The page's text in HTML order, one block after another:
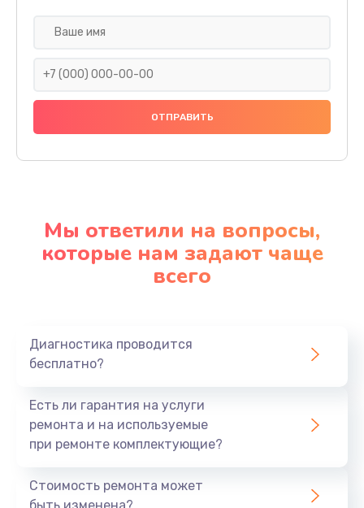
Мы ответили на вопросы,
которые нам задают чаще
всего
Диагностика проводится
бесплатно?
Есть ли гарантия на услуги
ремонта и на используемые
при ремонте комплектующие?
Стоимость ремонта может
быть изменена?